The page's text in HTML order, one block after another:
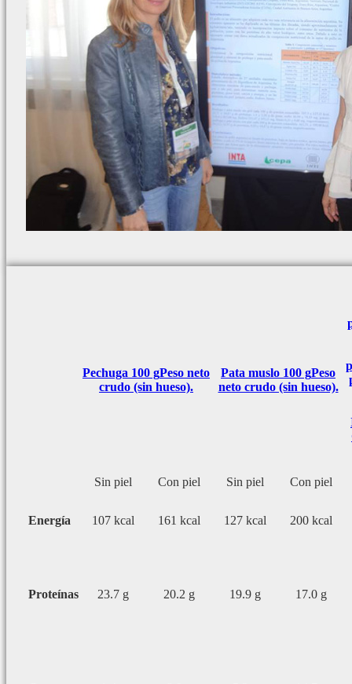
Pechuga 100 gPeso neto
crudo (sin hueso).
Pata muslo 100 gPeso
neto crudo (sin hueso).
Sin piel Con piel Sin piel Con piel
Energía 107 kcal 161 kcal 127 kcal 200 kcal
Proteínas 23.7 g 20.2 g 19.9 g 17.0 g